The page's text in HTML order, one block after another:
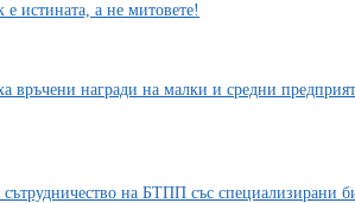
истината, а не митовете!
връчени награди на малки и средни
на БТПП със специализирани